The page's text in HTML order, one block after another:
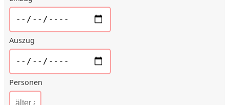
Auszug
Personen